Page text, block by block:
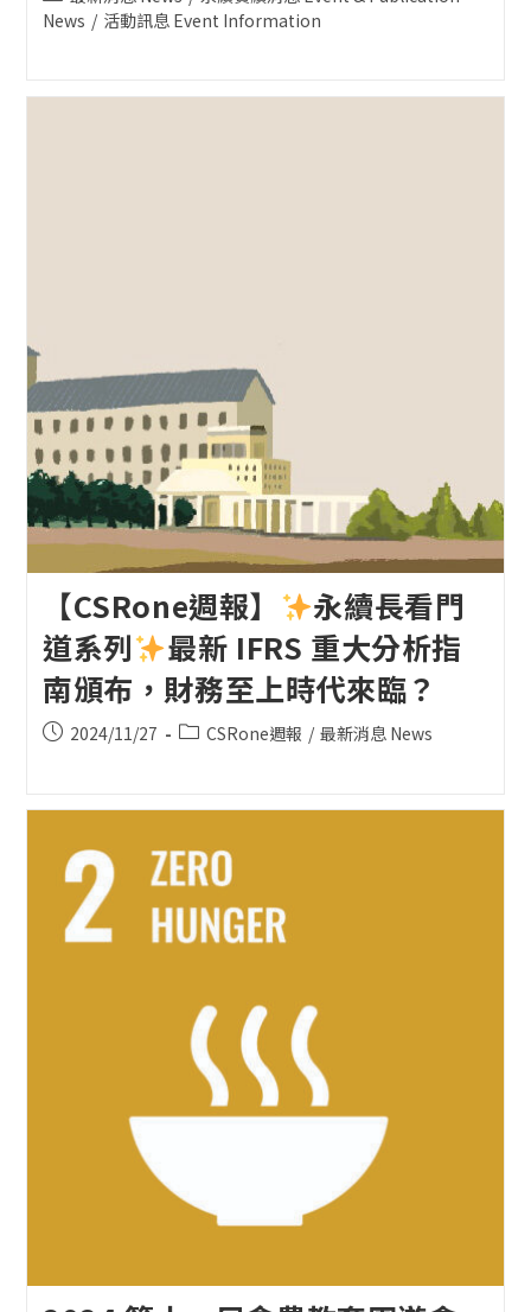
category:
News / 活動訊息 Event Information
【CSRone週報】
永續長看門
道系列
最新 IFRS 重大分析指
南頒布，財務至上時代來臨？
Post2024/11/27
PostCSRone週報 / 最新消息 News